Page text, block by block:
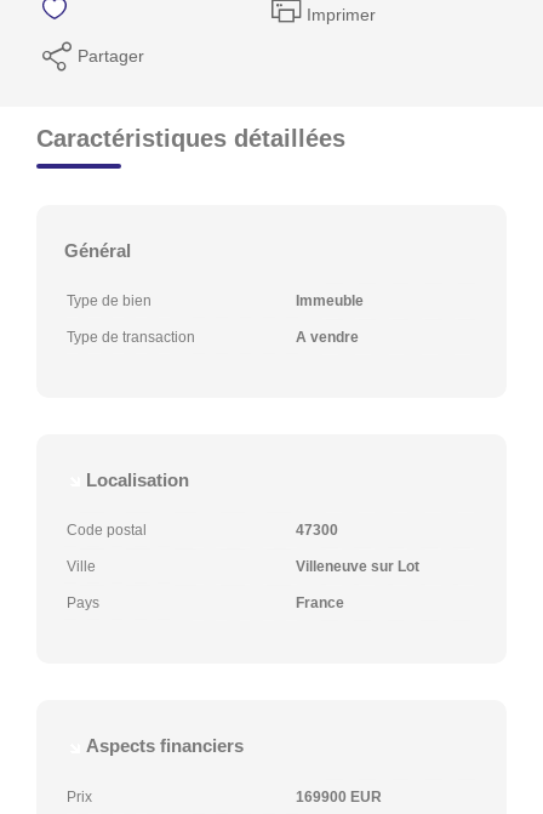
Imprimer
Partager
Caractéristiques détaillées
Général
Type de bien Immeuble
Type de transaction A vendre
Localisation
Code postal 47300
Ville Villeneuve sur Lot
Pays France
Aspects financiers
Prix 169900 EUR